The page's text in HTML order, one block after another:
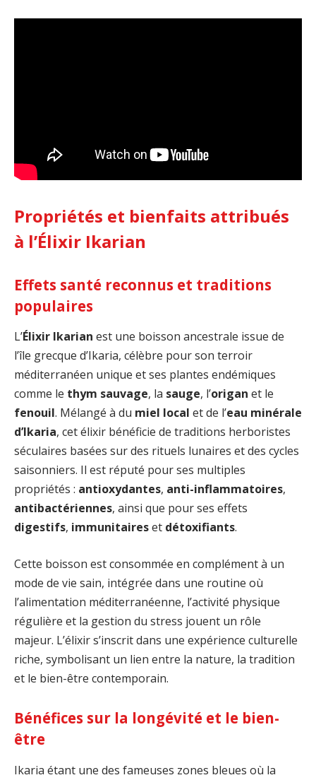
Propriétés et bienfaits attribués
à l’Élixir Ikarian
Effets santé reconnus et traditions
populaires
L’Élixir Ikarian est une boisson ancestrale issue de
l’île grecque d’Ikaria, célèbre pour son terroir
méditerranéen unique et ses plantes endémiques
comme le thym sauvage, la sauge, l’origan et le
fenouil. Mélangé à du miel local et de l’eau minérale
d’Ikaria, cet élixir bénéficie de traditions herboristes
séculaires basées sur des rituels lunaires et des cycles
saisonniers. Il est réputé pour ses multiples
propriétés : antioxydantes, anti-inflammatoires,
antibactériennes, ainsi que pour ses effets
digestifs, immunitaireset détoxifiants.
Cette boisson est consommée en complément à un
mode de vie sain, intégrée dans une routine où
l’alimentation méditerranéenne, l’activité physique
régulière et la gestion du stress jouent un rôle
majeur. L’élixir s’inscrit dans une expérience culturelle
riche, symbolisant un lien entre la nature, la tradition
et le bien-être contemporain.
Bénéfices sur la longévité et le bien-
être
Ikaria étant une des fameuses zones bleues où la